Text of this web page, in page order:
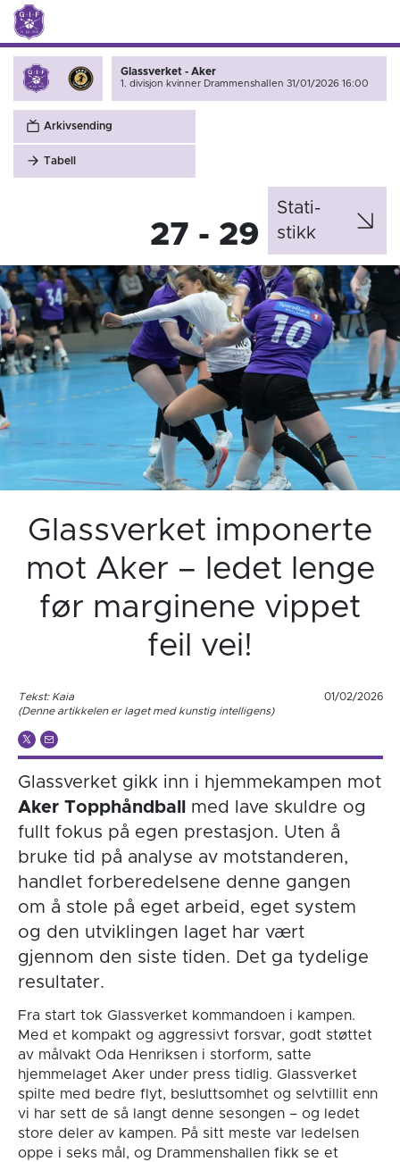
Glassverket - Aker
1. divisjon kvinner Drammenshallen 31/01/2026 16:00
Arkivsending
Tabell
27 - 29
Stati­
stikk
Glassverket imponerte
mot Aker – ledet lenge
før marginene vippet
feil vei!
Tekst: Kaia
01/02/2026
(Denne artikkelen er laget med kunstig intelligens)
Glassverket gikk inn i hjemmekampen mot
Aker Topphåndball
med lave skuldre og
fullt fokus på egen prestasjon. Uten å
bruke tid på analyse av motstanderen,
handlet forberedelsene denne gangen
om å stole på eget arbeid, eget system
og den utviklingen laget har vært
gjennom den siste tiden. Det ga tydelige
resultater.
Fra start tok Glassverket kommandoen i kampen.
Med et kompakt og aggressivt forsvar, godt støttet
av målvakt Oda Henriksen i storform, satte
hjemmelaget Aker under press tidlig. Glassverket
spilte med bedre flyt, besluttsomhet og selvtillit enn
vi har sett de så langt denne sesongen – og ledet
store deler av kampen. På sitt meste var ledelsen
oppe i seks mål, og Drammenshallen fikk se et